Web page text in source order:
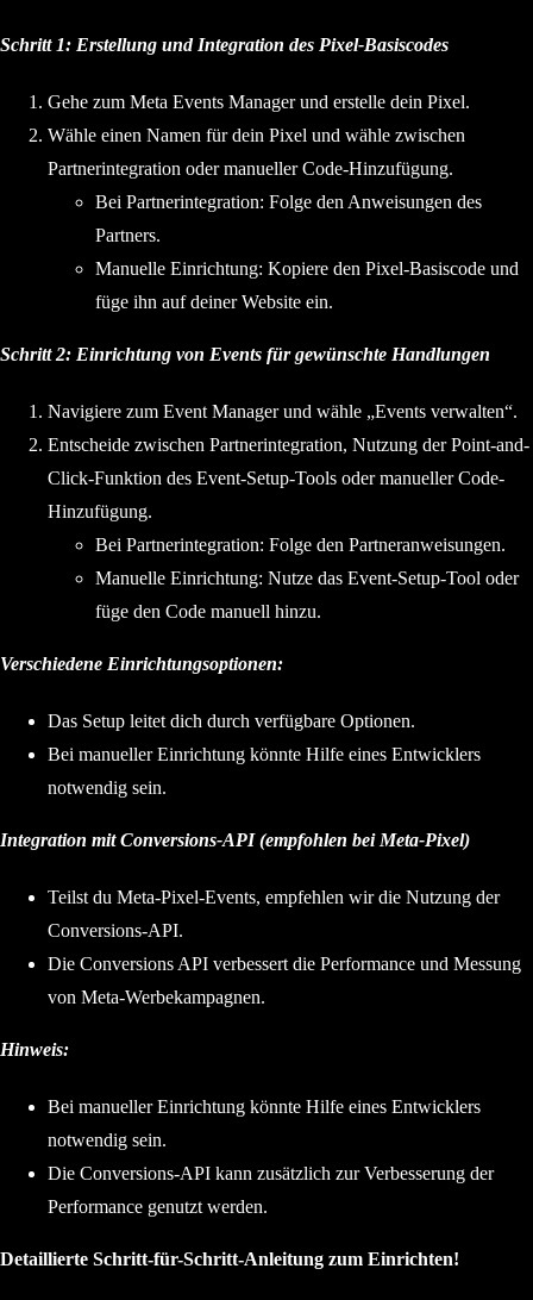
Schritt 1: Erstellung und Integration des Pixel-Basiscodes
Gehe zum Meta Events Manager und erstelle dein Pixel.
Wähle einen Namen für dein Pixel und wähle zwischen
Partnerintegration oder manueller Code-Hinzufügung.
Bei Partnerintegration: Folge den Anweisungen des
Partners.
Manuelle Einrichtung: Kopiere den Pixel-Basiscode und
füge ihn auf deiner Website ein.
Schritt 2: Einrichtung von Events für gewünschte Handlungen
Navigiere zum Event Manager und wähle „Events verwalten“.
Entscheide zwischen Partnerintegration, Nutzung der Point-and-
Click-Funktion des Event-Setup-Tools oder manueller Code-
Hinzufügung.
Bei Partnerintegration: Folge den Partneranweisungen.
Manuelle Einrichtung: Nutze das Event-Setup-Tool oder
füge den Code manuell hinzu.
Verschiedene Einrichtungsoptionen:
Das Setup leitet dich durch verfügbare Optionen.
Bei manueller Einrichtung könnte Hilfe eines Entwicklers
notwendig sein.
Integration mit Conversions-API (empfohlen bei Meta-Pixel)
Teilst du Meta-Pixel-Events, empfehlen wir die Nutzung der
Conversions-API.
Die Conversions API verbessert die Performance und Messung
von Meta-Werbekampagnen.
Hinweis:
Bei manueller Einrichtung könnte Hilfe eines Entwicklers
notwendig sein.
Die Conversions-API kann zusätzlich zur Verbesserung der
Performance genutzt werden.
Detaillierte Schritt-für-Schritt-Anleitung zum Einrichten!